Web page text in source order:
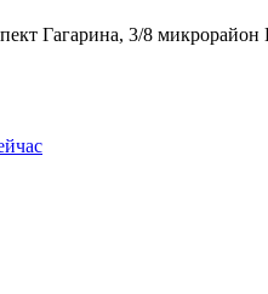
Гагарина, 3/8 микрорайон